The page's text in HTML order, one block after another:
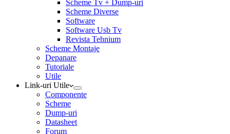
Scheme Tv + Dump-uri
Scheme Diverse
Software
Software Usb Tv
Revista Tehnium
Scheme Montaje
Depanare
Tutoriale
Utile
Link-uri Utile
Componente
Scheme
Dump-uri
Datasheet
Forum